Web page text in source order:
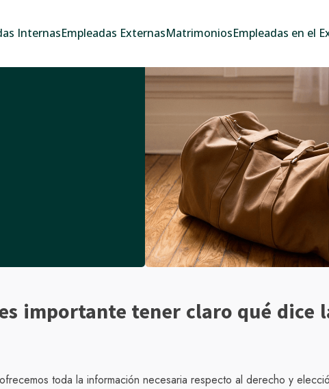
InternasEmpleadas ExternasMatrimoniosEmpleadas en el
importante tener claro qué dice
ofrecemos toda la información necesaria respecto al derecho y